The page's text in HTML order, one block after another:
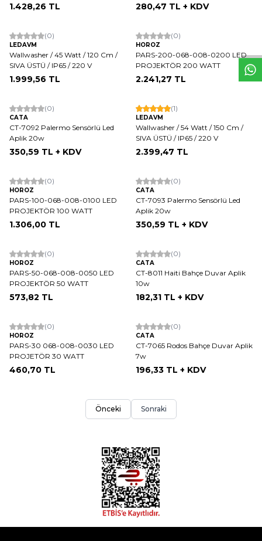
1.428,26 TL 280,47 TL + KDV
(0)
LEDAVM
Wallwasher / 45 Watt / 120 Cm /
SIVA ÜSTÜ / IP65 / 220 V
1.999,56 TL
(0)
HOROZ
PARS-200-068-008-0200 LED
PROJEKTÖR 200 WATT
2.241,27 TL
(0)
CATA
CT-7092 Palermo Sensörlü Led
Aplik 20w
350,59 TL + KDV
(1)
LEDAVM
Wallwasher / 54 Watt / 150 Cm /
SIVA ÜSTÜ / IP65 / 220 V
2.399,47 TL
(0)
HOROZ
PARS-100-068-008-0100 LED
PROJEKTÖR 100 WATT
1.306,00 TL
(0)
CATA
CT-7093 Palermo Sensörlü Led
Aplik 20w
350,59 TL + KDV
(0)
HOROZ
PARS-50-068-008-0050 LED
PROJEKTÖR 50 WATT
573,82 TL
(0)
CATA
CT-8011 Haiti Bahçe Duvar Aplik
10w
182,31 TL + KDV
(0)
HOROZ
PARS-30 068-008-0030 LED
PROJETÖR 30 WATT
460,70 TL
(0)
CATA
CT-7065 Rodos Bahçe Duvar Aplik
7w
196,33 TL + KDV
Önceki Sonraki